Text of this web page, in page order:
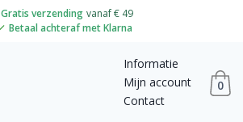
Gratis verzending vanaf € 49
Betaal achteraf met Klarna
Informatie
Mijn account
Contact
0